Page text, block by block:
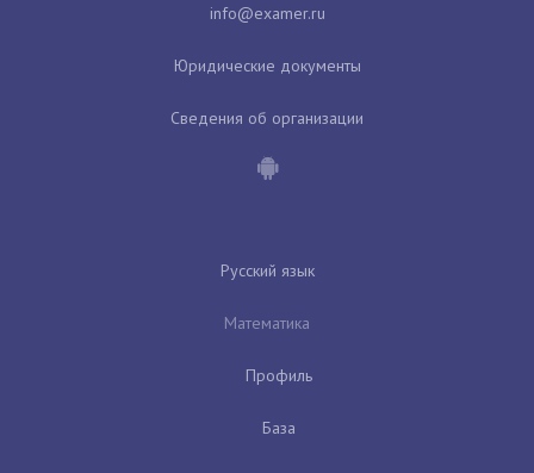
Юридические документы
Сведения об организации
Русский язык
Математика
Профиль
База